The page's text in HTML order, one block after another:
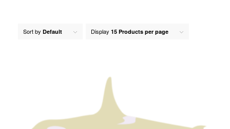
Sort by Default Display 15 Products per page